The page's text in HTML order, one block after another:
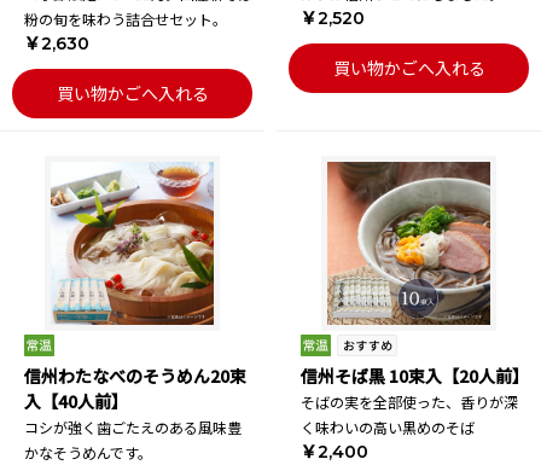
粉の旬を味わう詰合せセット。
￥2,630
買い物かごへ入れる
￥2,520
買い物かごへ入れる
信州わたなべのそうめん20束
入【40人前】
コシが強く歯ごたえのある風味豊
かなそうめんです。
信州そば黒 10束入【20人前】
そばの実を全部使った、香りが深
く味わいの高い黒めのそば
￥2,400